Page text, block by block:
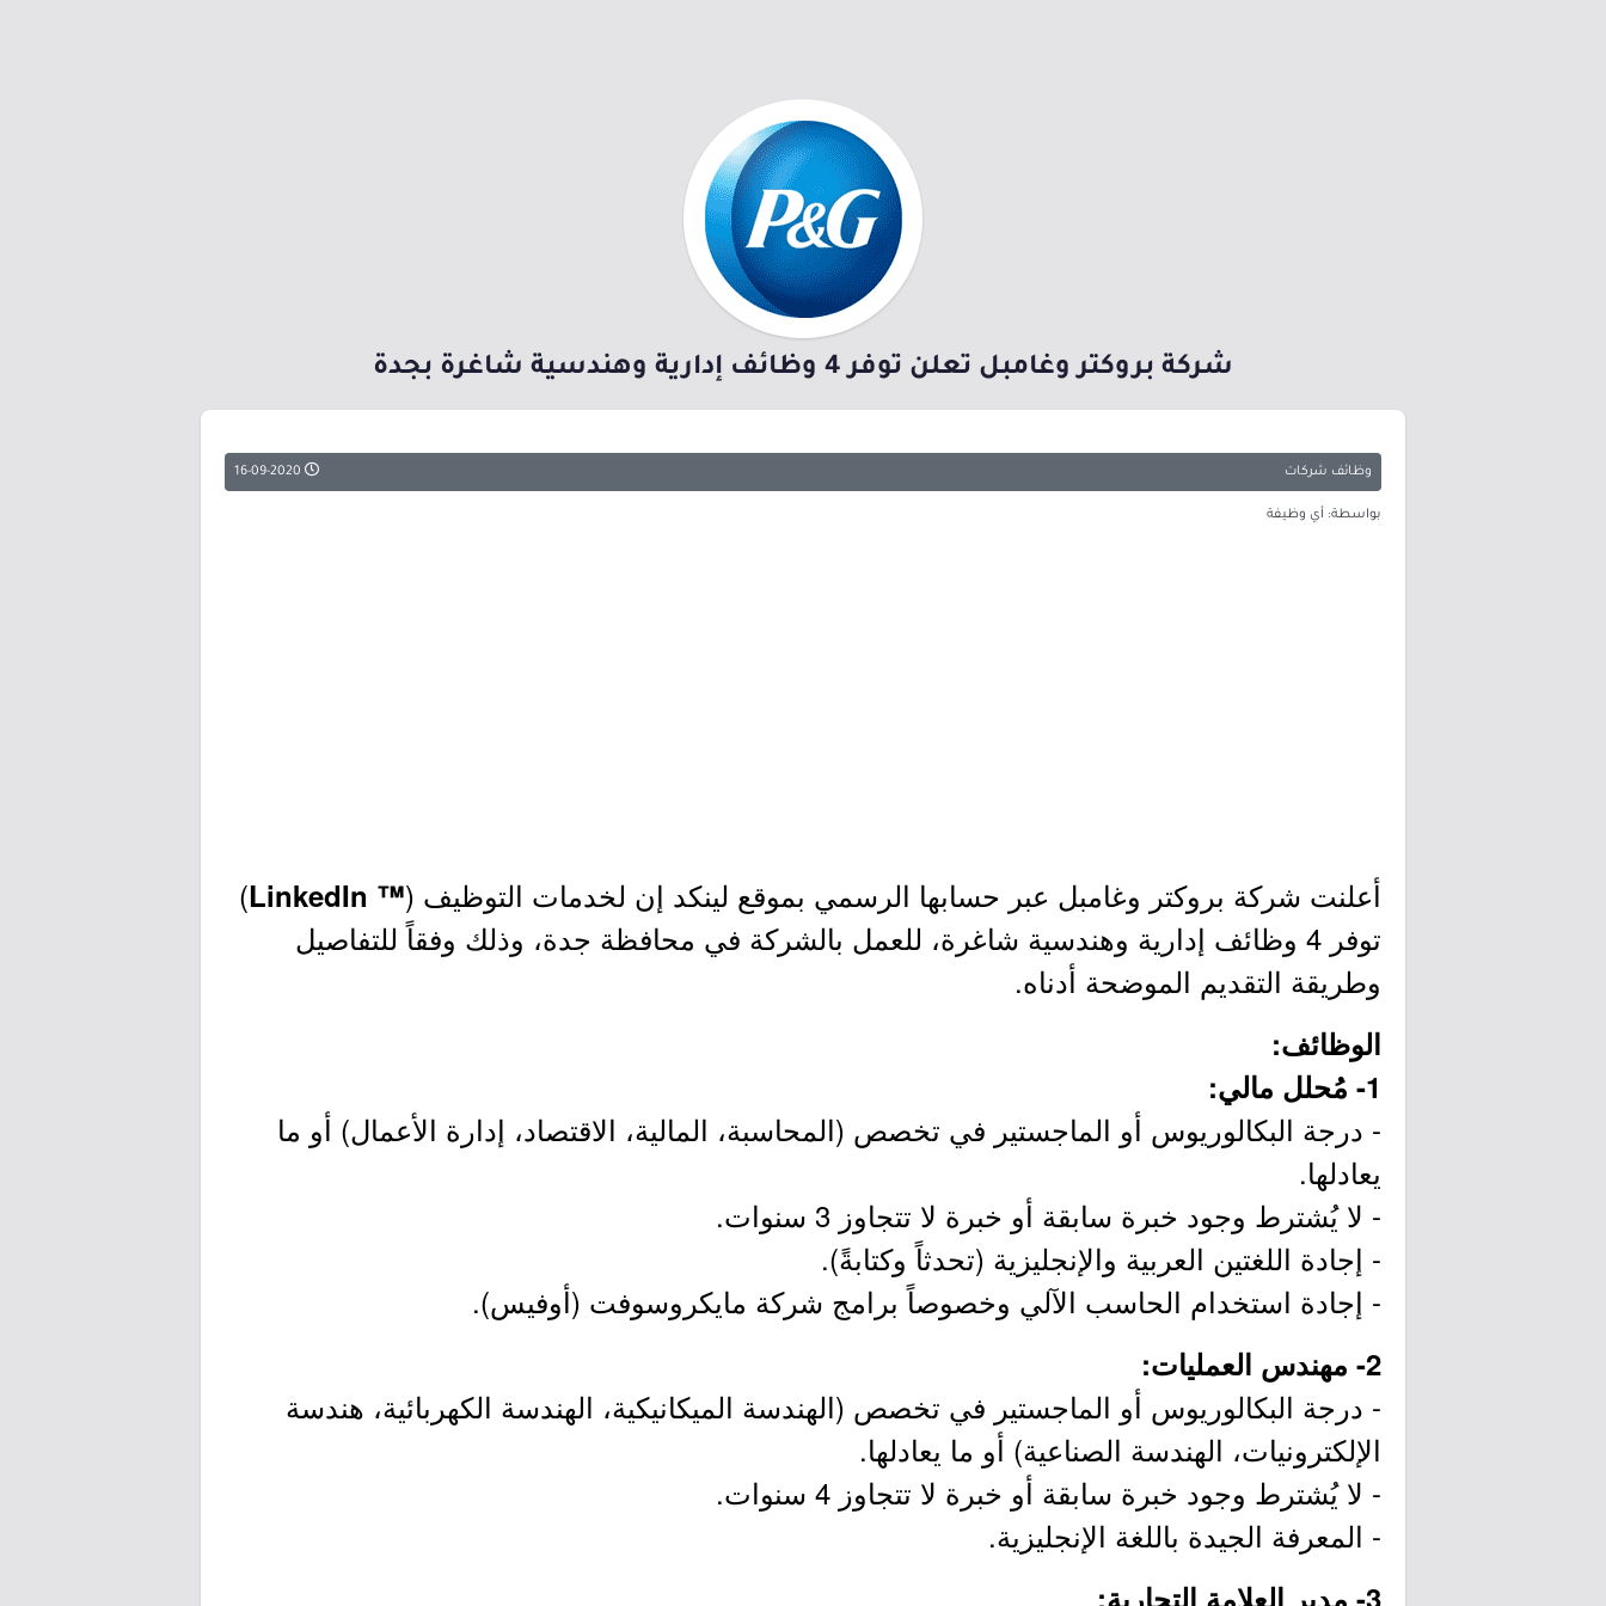
شركة بروكتر وغامبل تعلن توفر 4 وظائف إدارية وهندسية شاغرة بجدة
وظائف شركات
بواسطة: أي وظيفة
أعلنت شركة بروكتر وغامبل عبر حسابها الرسمي بموقع لينكد إن لخدمات التوظيف (™ LinkedIn
)
توفر 4 وظائف إدارية وهندسية شاغرة، للعمل بالشركة في محافظة جدة، وذلك وفقاً للتفاصيل
وطريقة التقديم الموضحة أدناه.
الوظائف:
1- مُحلل مالي:
- درجة البكالوريوس أو الماجستير في تخصص (المحاسبة، المالية، الاقتصاد، إدارة الأعمال) أو ما
يعادلها.
- لا يُشترط وجود خبرة سابقة أو خبرة لا تتجاوز 3 سنوات.
- إجادة اللغتين العربية والإنجليزية (تحدثاً وكتابةً).
- إجادة استخدام الحاسب الآلي وخصوصاً برامج شركة مايكروسوفت (أوفيس).
2- مهندس العمليات:
- درجة البكالوريوس أو الماجستير في تخصص (الهندسة الميكانيكية، الهندسة الكهربائية، هندسة
الإلكترونيات، الهندسة الصناعية) أو ما يعادلها.
- لا يُشترط وجود خبرة سابقة أو خبرة لا تتجاوز 4 سنوات.
- المعرفة الجيدة باللغة الإنجليزية.
3- مدير العلامة التجارية: